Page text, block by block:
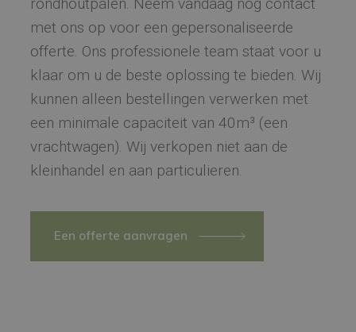
met ons op voor een gepersonaliseerde
offerte. Ons professionele team staat voor u
klaar om u de beste oplossing te bieden. Wij
kunnen alleen bestellingen verwerken met
een minimale capaciteit van 40m³ (een
vrachtwagen). Wij verkopen niet aan de
kleinhandel en aan particulieren.
Een offerte aanvragen